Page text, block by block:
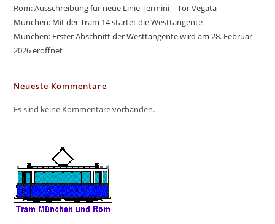
Rom: Ausschreibung für neue Linie Termini – Tor Vegata
München: Mit der Tram 14 startet die Westtangente
München: Erster Abschnitt der Westtangente wird am 28. Februar
2026 eröffnet
Neueste Kommentare
Es sind keine Kommentare vorhanden.